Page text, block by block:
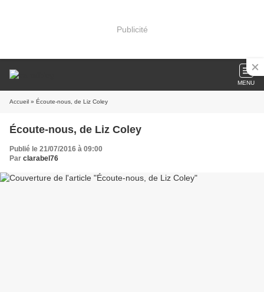
Publicité
MENU
Accueil » Écoute-nous, de Liz Coley
Écoute-nous, de Liz Coley
Publié le 21/07/2016 à 09:00
Par clarabel76